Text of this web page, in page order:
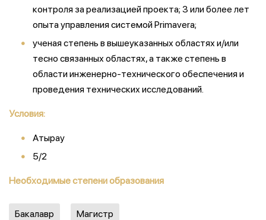
контроля за реализацией проекта; 3 или более лет
опыта управления системой Primavera;
ученая степень в вышеуказанных областях и/или
тесно связанных областях, а также степень в
области инженерно-технического обеспечения и
проведения технических исследований.
Условия:
Атырау
5/2
Необходимые степени образования
Бакалавр Магистр